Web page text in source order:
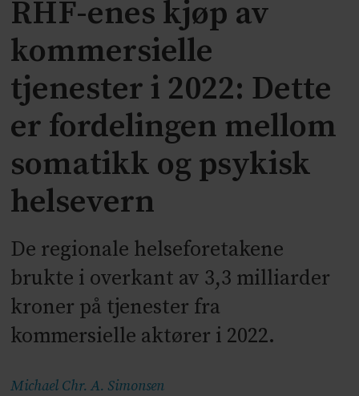
RHF-enes kjøp av
kommersielle
tjenester i 2022: Dette
er fordelingen mellom
somatikk og psykisk
helsevern
De regionale helseforetakene
brukte i overkant av 3,3 milliarder
kroner på tjenester fra
kommersielle aktører i 2022.
Michael Chr. A. Simonsen